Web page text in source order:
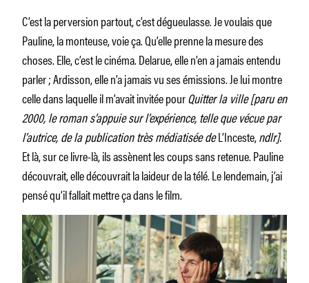
C’est la perversion partout, c’est dégueulasse. Je voulais que
Pauline, la monteuse, voie ça. Qu’elle prenne la mesure des
choses. Elle, c’est le cinéma. Delarue, elle n’en a jamais entendu
parler ; Ardisson, elle n’a jamais vu ses émissions. Je lui montre
celle dans laquelle il m’avait invitée pourQuitter la ville [paru en
2000, le roman s’appuie sur l’expérience, telle que vécue par
l’autrice, de la publication très médiatisée deL’Inceste,ndlr].
Et là, sur ce livre-là, ils assènent les coups sans retenue. Pauline
découvrait, elle découvrait la laideur de la télé. Le lendemain, j’ai
pensé qu’il fallait mettre ça dans le film.